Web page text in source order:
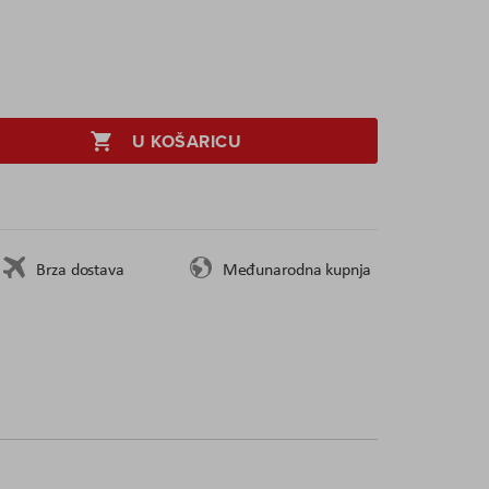
U KOŠARICU
Brza dostava Međunarodna kupnja